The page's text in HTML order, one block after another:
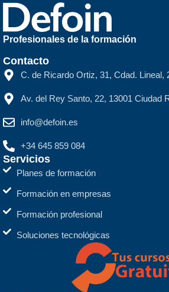
Profesionales de la formación
Contacto
C. de Ricardo Ortiz, 31, Cdad. Lineal,
Av. del Rey Santo, 22, 13001 Ciudad
info@defoin.es
+34 645 859 084
Servicios
Planes de formación
Formación en empresas
Formación profesional
Soluciones tecnológicas